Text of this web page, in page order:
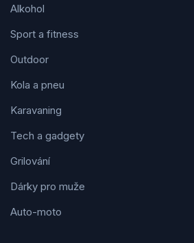
Alkohol
Sport a fitness
Outdoor
Kola a pneu
Karavaning
Tech a gadgety
Grilování
Dárky pro muže
Auto-moto